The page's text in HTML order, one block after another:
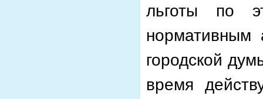
льготы по
городской
время